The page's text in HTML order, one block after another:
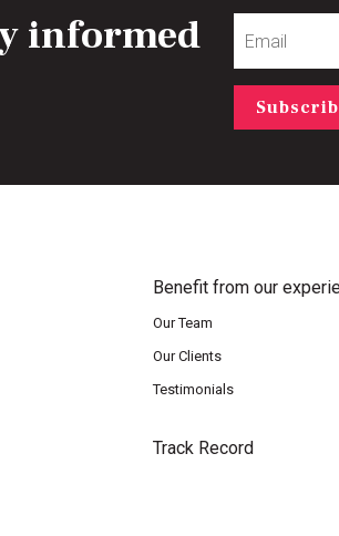
informed
Benefit from our
Our Team
Our Clients
Testimonials
Track Record